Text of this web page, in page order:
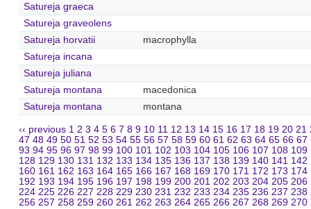
Satureja graeca
Satureja graveolens
Satureja horvatii
macrophylla
Satureja incana
Satureja juliana
Satureja montana
macedonica
Satureja montana
montana
‹‹ previous 1 2 3 4 5 6 7 8 9 10 11 12 13 14 15 16 17 18 19 20 21
47 48 49 50 51 52 53 54 55 56 57 58 59 60 61 62 63 64 65 66 67
93 94 95 96 97 98 99 100 101 102 103 104 105 106 107 108 109
128 129 130 131 132 133 134 135 136 137 138 139 140 141 142
160 161 162 163 164 165 166 167 168 169 170 171 172 173 174
192 193 194 195 196 197 198 199 200 201 202 203 204 205 206
224 225 226 227 228 229 230 231 232 233 234 235 236 237 238
256 257 258 259 260 261 262 263 264 265 266 267 268 269 270